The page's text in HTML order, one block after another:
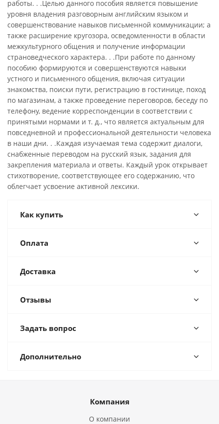
работы. . .Целью данного пособия является повышение
уровня владения разговорным английским языком и
совершенствование навыков письменной коммуникации; а
также расширение кругозора, осведомленности в области
межкультурного общения и получение информации
страноведческого характера. . .При работе по данному
пособию формируются и совершенствуются навыки
устного и письменного общения, включая ситуации
знакомства, поиски пути, регистрацию в гостинице, поход
по магазинам, а также проведение переговоров, беседу по
телефону, ведение корреспонденции в соответствии с
принятыми нормами и т. д., что является актуальным для
повседневной и профессиональной деятельности человека
в наши дни. . .Каждая изучаемая тема содержит диалоги,
снабженные переводом на русский язык, задания для
закрепления материала и ответы. Каждый урок открывает
стихотворение, соответствующее его содержанию, что
облегчает усвоение активной лексики.
Как купить
Оплата
Доставка
Отзывы
Задать вопрос
Дополнительно
Компания
О компании